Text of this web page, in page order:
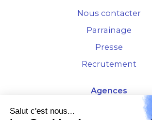
Nous contacter
Parrainage
Presse
Recrutement
Agences
4 Rue de la Bourse - 69001
Salut c'est nous...